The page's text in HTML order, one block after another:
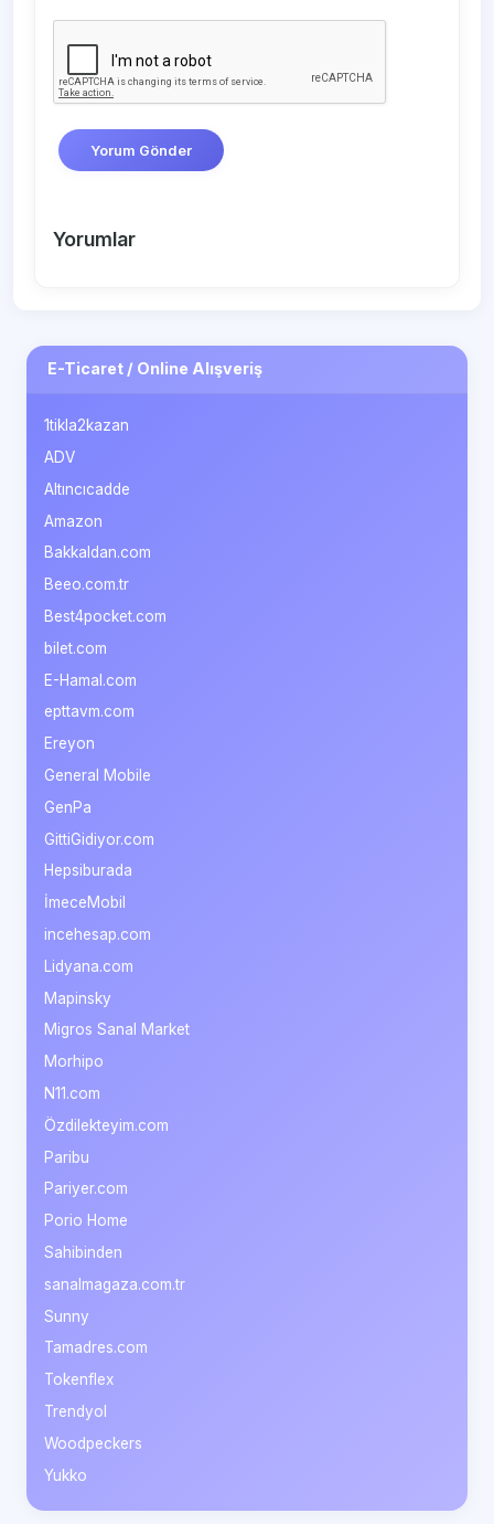
Yorum Gönder
Yorumlar
E-Ticaret / Online Alışveriş
1tikla2kazan
ADV
Altıncıcadde
Amazon
Bakkaldan.com
Beeo.com.tr
Best4pocket.com
bilet.com
E-Hamal.com
epttavm.com
Ereyon
General Mobile
GenPa
GittiGidiyor.com
Hepsiburada
İmeceMobil
incehesap.com
Lidyana.com
Mapinsky
Migros Sanal Market
Morhipo
N11.com
Özdilekteyim.com
Paribu
Pariyer.com
Porio Home
Sahibinden
sanalmagaza.com.tr
Sunny
Tamadres.com
Tokenflex
Trendyol
Woodpeckers
Yukko